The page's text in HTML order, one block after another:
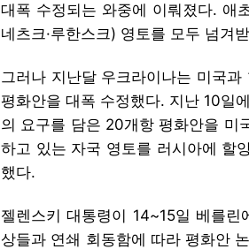
대폭 수정되는 와중에 이뤄졌다. 애
네츠크·루한스크) 영토를 모두 넘겨
그러나 지난달 우크라이나는 미국
평화안을 대폭 수정했다. 지난 10일
의 요구를 담은 20개항 평화안을 미
하고 있는 자국 영토를 러시아에 할
했다.
젤렌스키 대통령이 14~15일 베를
상들과 연쇄 회동함에 따라 평화안